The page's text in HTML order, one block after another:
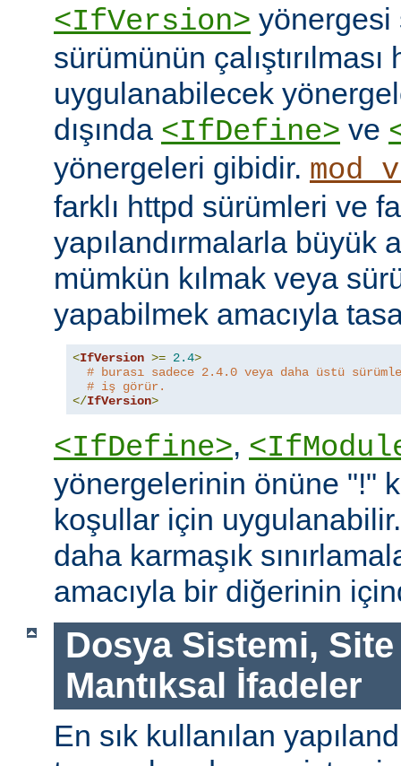
<IfVersion> yönergesi
sürümünün çalıştırılması
uygulanabilecek
dışında <IfDefine> ve
yönergeleri gibidir.
farklı httpd sürümleri ve
yapılandırmalarla büyük
mümkün kılmak veya
yapabilmek amacıyla
<IfVersion >= 2.4>
# burası sadece 2.4.0 veya daha üstü
# iş görür.
</IfVersion>
<IfDefine>,
yönergelerinin önüne "!"
koşullar için
daha karmaşık
amacıyla bir diğerinin
Dosya Sistemi, Site
Mantıksal İfadeler
En sık kullanılan